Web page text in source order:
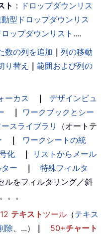
ト ： ドロップダウンリス
型ドロップダウンリス
ップダウンリスト ....
数の列を追加 ｜ 列の移動
り替え ｜ 範囲および列の
ーカス ｜
デザインビュ
｜
ワークブックとシー
ースライブラリ
（オートテ
｜
ワークシートの統
化 ｜
リストからメール
ー ｜
特殊フィルタ
ルをフィルタリング／斜
。。
12 テキスト ツール （テキス
除、...） ｜ 50+チャート